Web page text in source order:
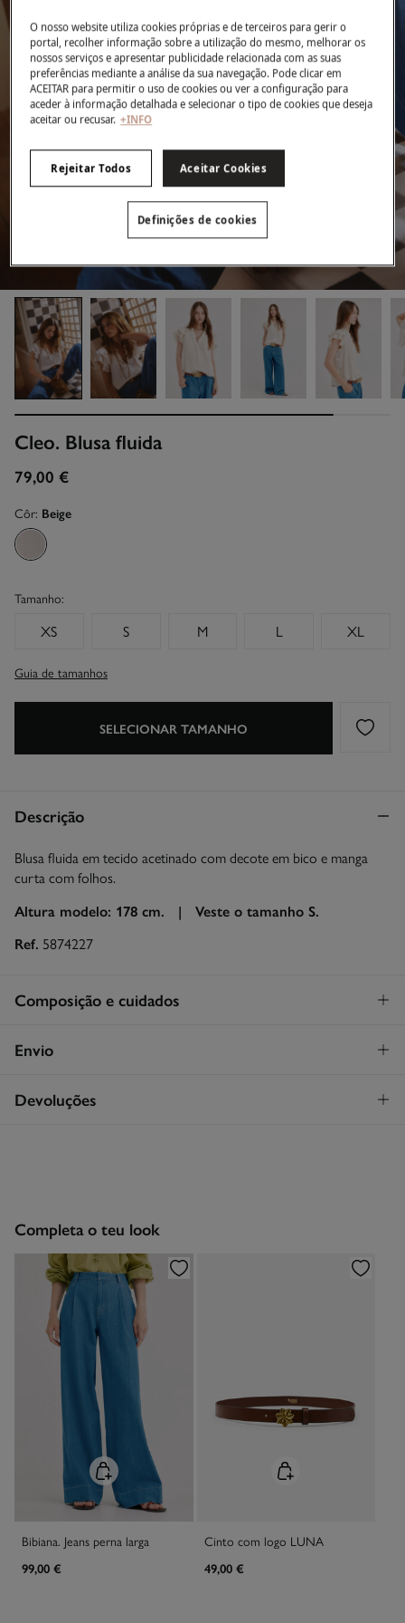
Cleo. Blusa fluida
79,00 €
Côr: Beige
Tamanho:
XS S M L XL
Guia de tamanhos
SELECIONAR TAMANHO
Descrição
Blusa fluida em tecido acetinado com decote em bico e manga
curta com folhos.
Altura modelo: 178 cm. | Veste o tamanho S.
Ref. 5874227
Composição e cuidados
Composição
Cuidados
Limpeza a seco com percloroetileno.
Envio
Levantamento na loja em Portugal
Continental
GRATUITO!
Devoluções
Recolha no seu domicílio
Completa o teu look
Bibiana. Jeans perna larga
99,00 €
Cinto com logo LUNA
49,00 €
O nosso website utiliza cookies próprias e de terceiros para gerir o
portal, recolher informação sobre a utilização do mesmo, melhorar os
nossos serviços e apresentar publicidade relacionada com as suas
preferências mediante a análise da sua navegação. Pode clicar em
ACEITAR para permitir o uso de cookies ou ver a configuração para
aceder à informação detalhada e selecionar o tipo de cookies que deseja
aceitar ou recusar. +INFO
Rejeitar Todos Aceitar Cookies
Definições de cookies